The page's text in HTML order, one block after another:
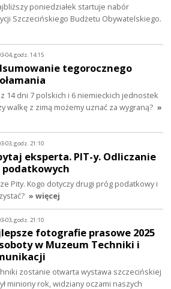
poniedziałek startuje nabór
Szczecińskiego Budżetu Obywatelskiego.
04, godz. 14:15
tegorocznego
14 dni 7 polskich i 6 niemieckich jednostek
walkę z zimą możemy uznać za wygraną? »
03, godz. 21:10
eksperta. PIT-y. Odliczanie
podatkowych
Pity. Kogo dotyczy drugi próg podatkowy i
» więcej
03, godz. 21:10
fotografie prasowe 2025
w Muzeum Techniki i
zostanie otwarta wystawa szczecińskiej
miniony rok, widziany oczami naszych